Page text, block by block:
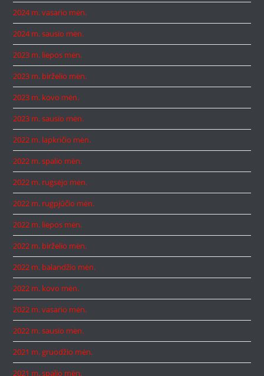
2024 m. vasario mėn.
2024 m. sausio mėn.
2023 m. liepos mėn.
2023 m. birželio mėn.
2023 m. kovo mėn.
2023 m. sausio mėn.
2022 m. lapkričio mėn.
2022 m. spalio mėn.
2022 m. rugsėjo mėn.
2022 m. rugpjūčio mėn.
2022 m. liepos mėn.
2022 m. birželio mėn.
2022 m. balandžio mėn.
2022 m. kovo mėn.
2022 m. vasario mėn.
2022 m. sausio mėn.
2021 m. gruodžio mėn.
2021 m. spalio mėn.